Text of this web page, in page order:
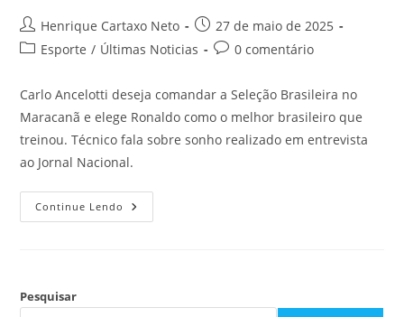
Henrique Cartaxo Neto
27 de maio de 2025
Esporte / Últimas Noticias 0 comentário
Carlo Ancelotti deseja comandar a Seleção Brasileira no
Maracanã e elege Ronaldo como o melhor brasileiro que
treinou. Técnico fala sobre sonho realizado em entrevista
ao Jornal Nacional.
Continue Lendo
Pesquisar